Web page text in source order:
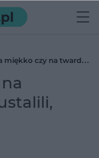
miękko czy na twardo?